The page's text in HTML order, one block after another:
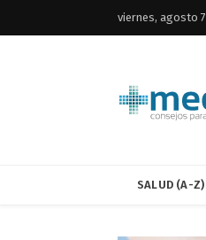
viernes, agosto 7
SALUD (A-Z)